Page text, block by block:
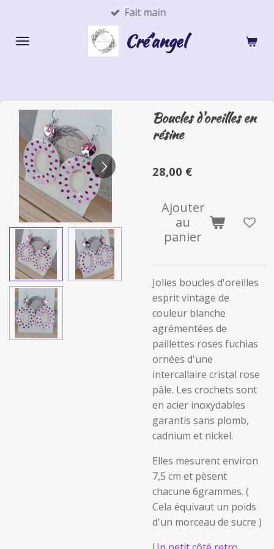
contenu
Cré'angel
Fait main
Boucles d'oreilles en
résine
28,00 €
Ajouter
au
panier
Jolies boucles d'oreilles
esprit vintage de
couleur blanche
agrémentées de
paillettes roses fuchias
ornées d'une
intercallaire cristal rose
pâle. Les crochets sont
en acier inoxydables
garantis sans plomb,
cadnium et nickel.
Elles mesurent environ
7,5 cm et pèsent
chacune 6grammes. (
Cela équivaut un poids
d'un morceau de sucre )